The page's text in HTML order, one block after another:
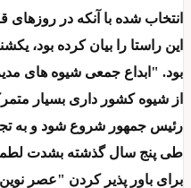
انتخاب شده با آنکه در روزهای
این راستا را بیان کرده بود،
بود. "ابداع جمعی شیوه های
از شیوه کشور داری بسیار
رئیس جمهور شروع شود و به
طی پنج سال گذشته بشدت لطمه
برای باور پذیر کردن "عصر